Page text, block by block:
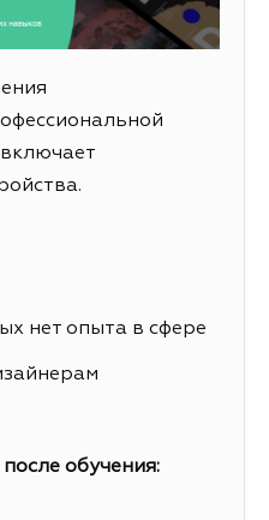
нет опыта в сфере
обучения: